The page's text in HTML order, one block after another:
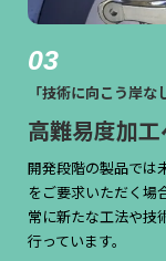
03
「技術に向こう岸
高難易度加
開発段階の製品では
をご要求いただく場
常に新たな工法や技
行っています。